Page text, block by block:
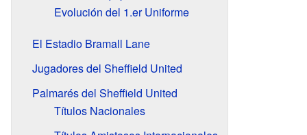
Evolución del 1.er Uniforme
El Estadio Bramall Lane
Jugadores del Sheffield United
Palmarés del Sheffield United
Títulos Nacionales